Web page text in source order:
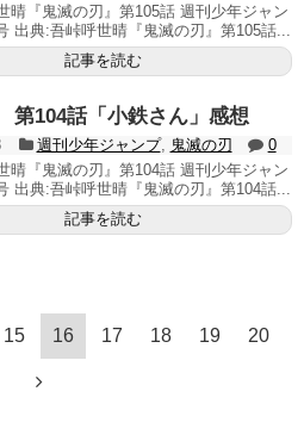
晴『鬼滅の刃』第105話 週刊少年ジャン
出典:吾峠呼世晴『鬼滅の刃』第105話...
記事を読む
104話「小鉄さん」感想
週刊少年ジャンプ, 鬼滅の刃
0
晴『鬼滅の刃』第104話 週刊少年ジャン
出典:吾峠呼世晴『鬼滅の刃』第104話...
記事を読む
15 16 17 18 19 20